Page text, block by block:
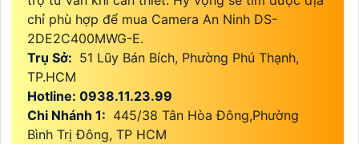
chỉ phù hợp để mua Camera An Ninh DS-
2DE2C400MWG-E.
Trụ Sở: 51 Lũy Bán Bích, Phường Phú Thạnh,
TP.HCM
Hotline: 0938.11.23.99
Chi Nhánh 1: 445/38 Tân Hòa Đông,Phường
Bình Trị Đông, TP HCM